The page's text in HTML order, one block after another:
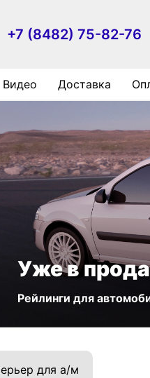
+7 (8482) 75-82-76
Видео Доставка
Уже в
Рейлинги для
для а/м